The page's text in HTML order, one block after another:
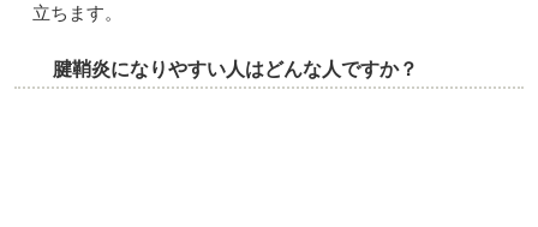
立ちます。
腱鞘炎になりやすい人はどんな人ですか？